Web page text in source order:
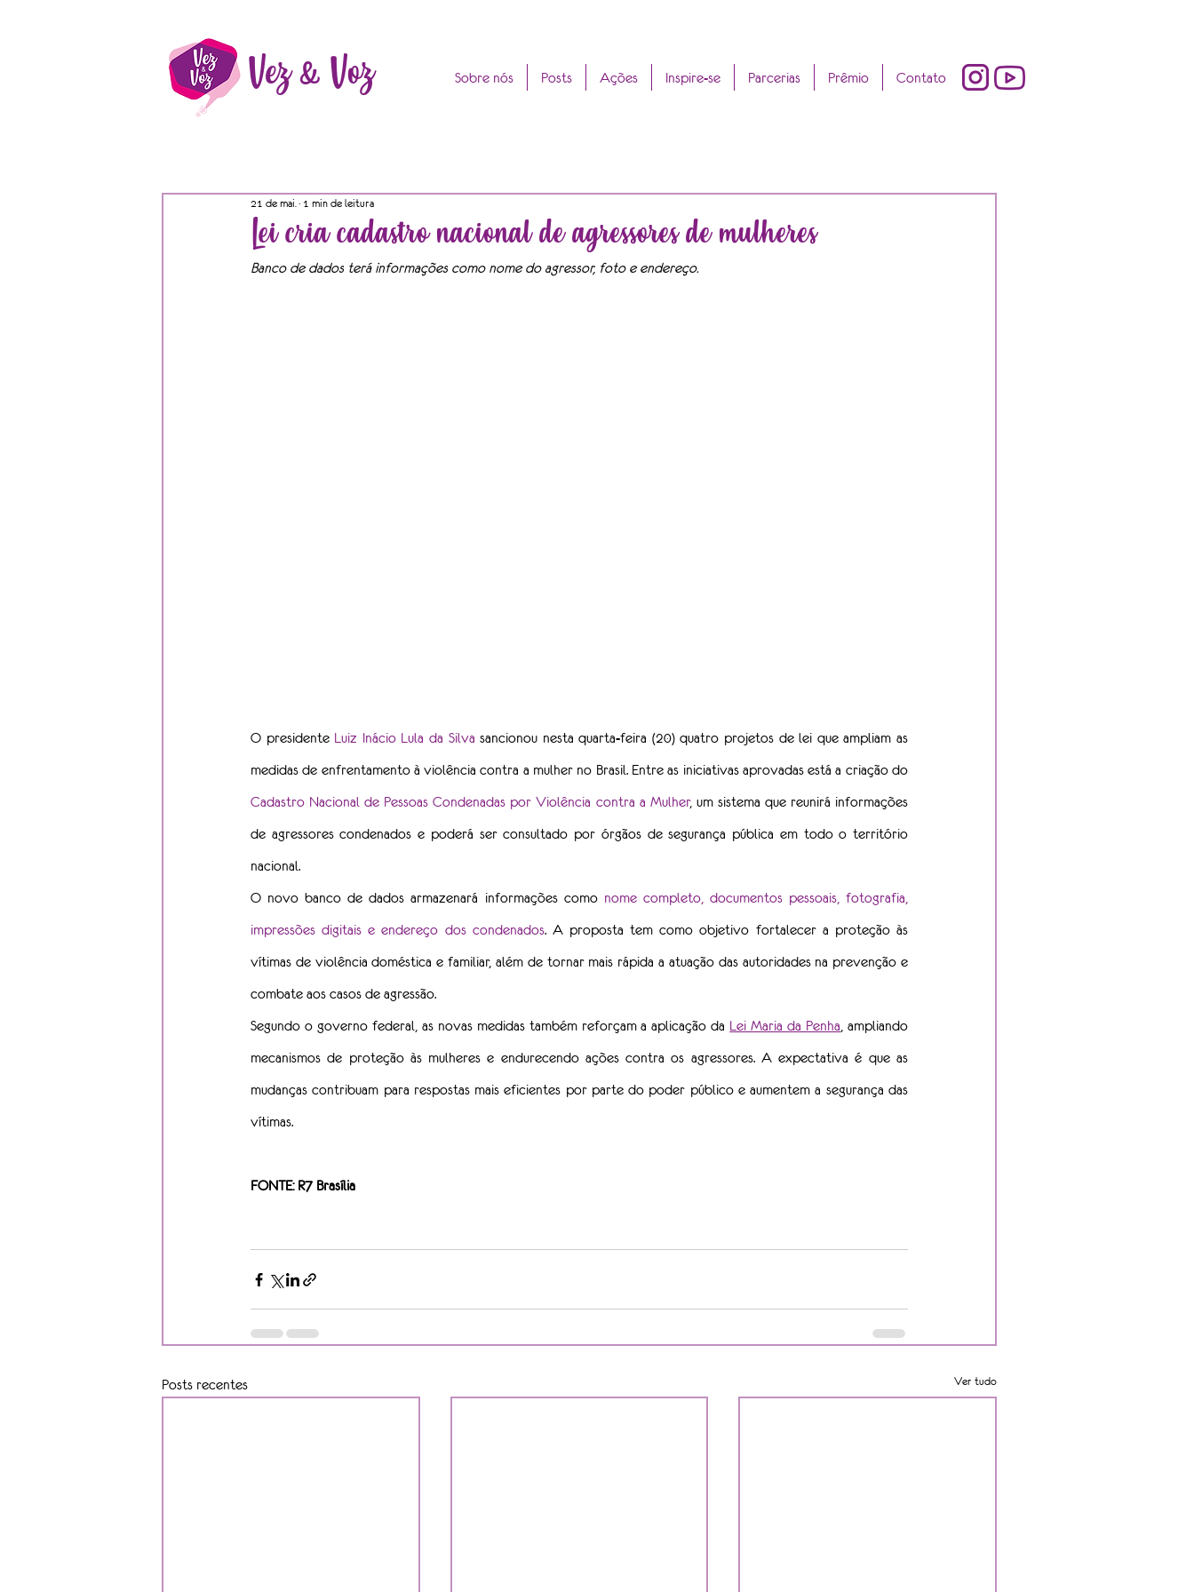
Vez & Voz Sobre nós Posts Ações Inspire-se Parcerias Prêmio Contato
Lei cria cadastro nacional de agressores de mulheres
21 de mai. 1 min de leitura
Banco de dados terá informações como nome do agressor, foto e endereço.
O presidente Luiz Inácio Lula da Silva sancionou nesta quarta-feira (20) quatro projetos de lei que ampliam as
Cadastro Nacional de Pessoas Condenadas por Violência contra a Mulher, um sistema que reunirá informações
de agressores condenados e poderá ser consultado por órgãos de segurança pública em todo o território
nacional.
O novo banco de dados armazenará informações como nome completo, documentos pessoais, fotografia,
impressões digitais e endereço dos condenados. A proposta tem como objetivo fortalecer a proteção às
vítimas de violência doméstica e familiar, além de tornar mais rápida a atuação das autoridades na prevenção e
combate aos casos de agressão.
Segundo o governo federal, as novas medidas também reforçam a aplicação da Lei Maria da Penha , ampliando
mecanismos de proteção às mulheres e endurecendo ações contra os agressores. A expectativa é que as
mudanças contribuam para respostas mais eficientes por parte do poder público e aumentem a segurança das
vítimas.
FONTE: R7 Brasília
Posts recentes Ver tudo